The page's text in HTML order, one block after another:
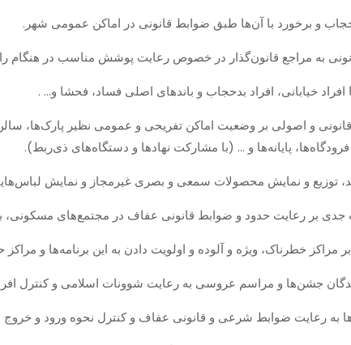
و اصولی بر وضعیت اماکن تفریحی و عمومی نظیر پارک‌ها،
پایانه‌ها و … (با مشارکت نهادها و دستگاه‌های ذی‌ربط).